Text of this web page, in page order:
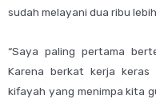
sudah melayani dua ribu
“Saya paling pertama
Karena berkat kerja keras
kifayah yang menimpa kita